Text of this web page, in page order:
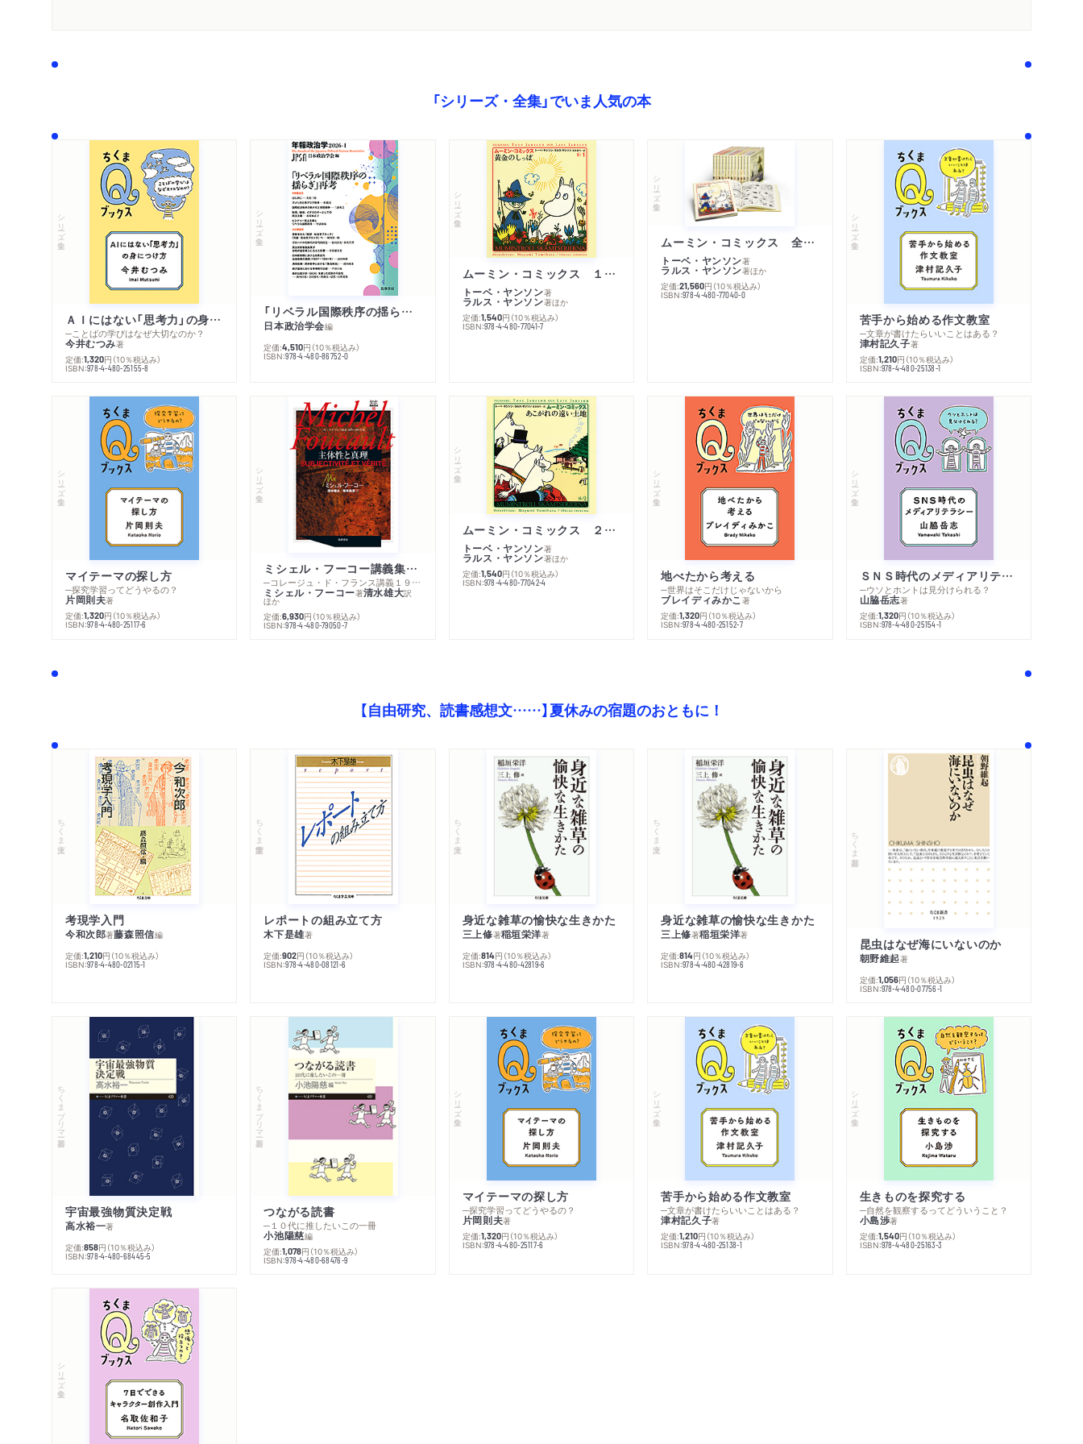
「シリーズ・全集」でいま人気の本
シリーズ・全集
ＡＩにはない「思考力」の身につけ方
─ことばの学びはなぜ大切なのか？
今井むつみ著
定価:1,320円 （10％税込み）
ISBN:978-4-480-25155-8
シリーズ・全集
「リベラル国際秩序の揺らぎ」再考 年報政治学２０２６‐Ⅰ
日本政治学会編
定価:4,510円 （10％税込み）
ISBN:978-4-480-86752-0
シリーズ・全集
ムーミン・コミックス １ 黄金のしっぽ
トーベ・ヤンソン著
ラルス・ヤンソン著ほか
定価:1,540円 （10％税込み）
ISBN:978-4-480-77041-7
シリーズ・全集
ムーミン・コミックス 全１４巻セット
トーベ・ヤンソン著
ラルス・ヤンソン著ほか
定価:21,560円 （10％税込み）
ISBN:978-4-480-77040-0
シリーズ・全集
苦手から始める作文教室
─文章が書けたらいいことはある？
津村記久子著
定価:1,210円 （10％税込み）
ISBN:978-4-480-25138-1
シリーズ・全集
マイテーマの探し方
─探究学習ってどうやるの？
片岡則夫著
定価:1,320円 （10％税込み）
ISBN:978-4-480-25117-6
シリーズ・全集
ミシェル・フーコー講義集成１０ 主体性と真理
─コレージュ・ド・フランス講義１９８０－１９８１年度
ミシェル・フーコー著清水雄大訳
ほか
定価:6,930円 （10％税込み）
ISBN:978-4-480-79050-7
シリーズ・全集
ムーミン・コミックス ２ あこがれの遠い土地
トーベ・ヤンソン著
ラルス・ヤンソン著ほか
定価:1,540円 （10％税込み）
ISBN:978-4-480-77042-4
シリーズ・全集
地べたから考える
─世界はそこだけじゃないから
ブレイディみかこ著
定価:1,320円 （10％税込み）
ISBN:978-4-480-25152-7
シリーズ・全集
ＳＮＳ時代のメディアリテラシー
─ウソとホントは見分けられる？
山脇岳志著
定価:1,320円 （10％税込み）
ISBN:978-4-480-25154-1
【自由研究、読書感想文……】夏休みの宿題のおともに！
ちくま文庫
考現学入門
今和次郎著藤森照信編
定価:1,210円 （10％税込み）
ISBN:978-4-480-02115-1
ちくま学芸文庫
レポートの組み立て方
木下是雄著
定価:902円 （10％税込み）
ISBN:978-4-480-08121-6
ちくま文庫
身近な雑草の愉快な生きかた
三上修著稲垣栄洋著
定価:814円 （10％税込み）
ISBN:978-4-480-42819-6
ちくま文庫
身近な雑草の愉快な生きかた
三上修著稲垣栄洋著
定価:814円 （10％税込み）
ISBN:978-4-480-42819-6
ちくま新書
昆虫はなぜ海にいないのか
朝野維起著
定価:1,056円 （10％税込み）
ISBN:978-4-480-07756-1
ちくまプリマー新書
宇宙最強物質決定戦
高水裕一著
定価:858円 （10％税込み）
ISBN:978-4-480-68445-5
ちくまプリマー新書
つながる読書
─１０代に推したいこの一冊
小池陽慈編
定価:1,078円 （10％税込み）
ISBN:978-4-480-68476-9
シリーズ・全集
マイテーマの探し方
─探究学習ってどうやるの？
片岡則夫著
定価:1,320円 （10％税込み）
ISBN:978-4-480-25117-6
シリーズ・全集
苦手から始める作文教室
─文章が書けたらいいことはある？
津村記久子著
定価:1,210円 （10％税込み）
ISBN:978-4-480-25138-1
シリーズ・全集
生きものを探究する
─自然を観察するってどういうこと？
小島渉著
定価:1,540円 （10％税込み）
ISBN:978-4-480-25163-3
シリーズ・全集